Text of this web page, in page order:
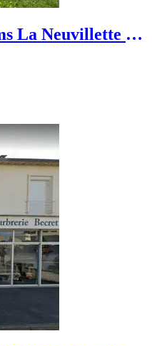
La Neuvillette -